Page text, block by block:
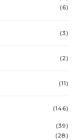
(6)
(3)
(2)
(11)
(146)
(39)
(28)